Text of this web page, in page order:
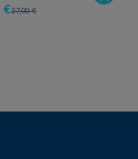
€27,00 €